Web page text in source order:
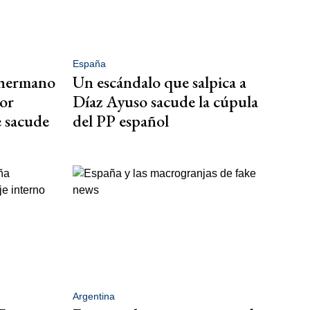
España
Un escándalo que salpica a
Díaz Ayuso sacude la cúpula
del PP español
Argentina